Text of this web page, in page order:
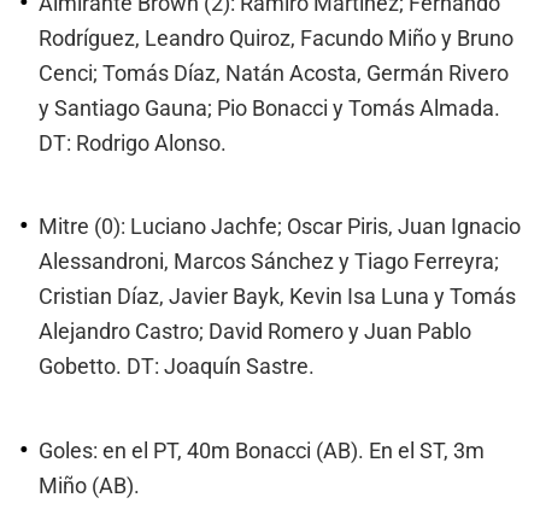
Rodríguez, Leandro Quiroz, Facundo Miño y Bruno
Cenci; Tomás Díaz, Natán Acosta, Germán Rivero
y Santiago Gauna; Pio Bonacci y Tomás Almada.
DT: Rodrigo Alonso.
Mitre (0): Luciano Jachfe; Oscar Piris, Juan Ignacio
Alessandroni, Marcos Sánchez y Tiago Ferreyra;
Cristian Díaz, Javier Bayk, Kevin Isa Luna y Tomás
Alejandro Castro; David Romero y Juan Pablo
Gobetto. DT: Joaquín Sastre.
Goles: en el PT, 40m Bonacci (AB). En el ST, 3m
Miño (AB).